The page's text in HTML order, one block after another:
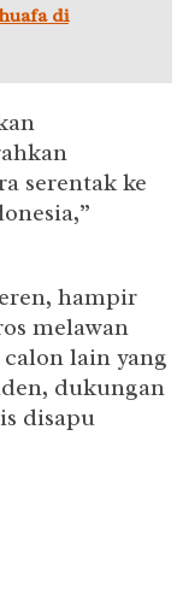
di
serentak ke
hampir
melawan
lain yang
dukungan
disapu